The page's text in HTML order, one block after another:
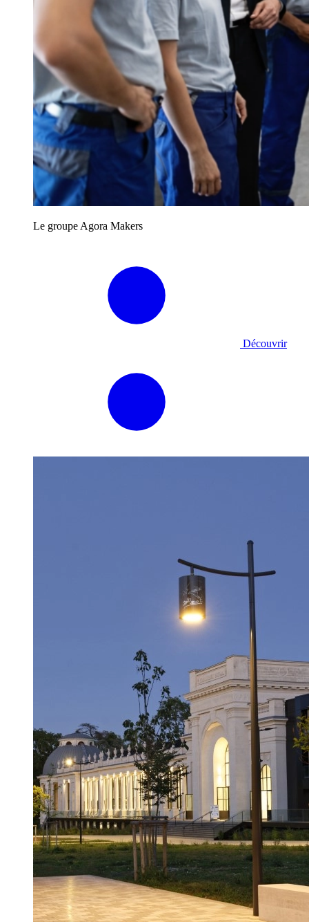
Le groupe Agora Makers
Découvrir